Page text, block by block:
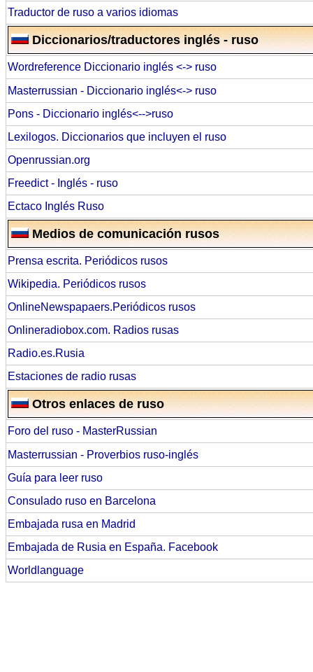
Traductor de ruso a varios idiomas
Diccionarios/traductores inglés - ruso
Wordreference Diccionario inglés <-> ruso
Masterrussian - Diccionario inglés<-> ruso
Pons - Diccionario inglés<-->ruso
Lexilogos. Diccionarios que incluyen el ruso
Openrussian.org
Freedict - Inglés - ruso
Ectaco Inglés Ruso
Medios de comunicación rusos
Prensa escrita. Periódicos rusos
Wikipedia. Periódicos rusos
OnlineNewspapaers.Periódicos rusos
Onlineradiobox.com. Radios rusas
Radio.es.Rusia
Estaciones de radio rusas
Otros enlaces de ruso
Foro del ruso - MasterRussian
Masterrussian - Proverbios ruso-inglés
Guía para leer ruso
Consulado ruso en Barcelona
Embajada rusa en Madrid
Embajada de Rusia en España. Facebook
Worldlanguage